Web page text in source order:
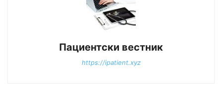
Пациентски вестник
https://ipatient.xyz